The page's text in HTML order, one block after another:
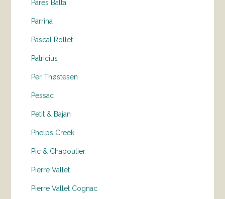
Pares Balta
Parrina
Pascal Rollet
Patricius
Per Thøstesen
Pessac
Petit & Bajan
Phelps Creek
Pic & Chapoutier
Pierre Vallet
Pierre Vallet Cognac